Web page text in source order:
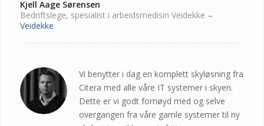
Kjell Aage Sørensen
Bedriftslege, spesialist i arbeidsmedisin Veidekke –
Veidekke
Vi benytter i dag en komplett skyløsning fra
Citera med alle våre IT systemer i skyen.
Dette er vi godt fornøyd med og selve
overgangen fra våre gamle systemer til ny